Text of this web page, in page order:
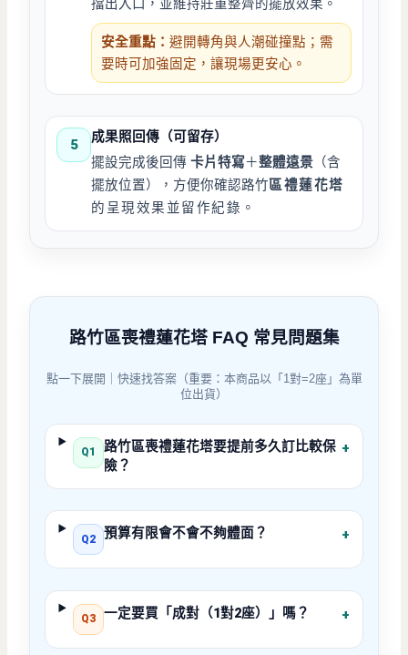
擋出入口，並維持莊重整齊的擺放效果。
安全重點：避開轉角與人潮碰撞點；需
要時可加強固定，讓現場更安心。
5
成果照回傳（可留存）
擺設完成後回傳卡片特寫＋整體遠景 （含
擺放位置），方便你確認路竹區禮蓮花塔
的呈現效果並留作紀錄。
路竹區喪禮蓮花塔 FAQ 常見問題集
點一下展開｜快速找答案（重要：本商品以「1對=2座」為單
位出貨）
Q1
路竹區喪禮蓮花塔要提前多久訂比較保
險？
+
Q2 預算有限會不會不夠體面？ +
Q3 一定要買「成對（1對2座）」嗎？ +